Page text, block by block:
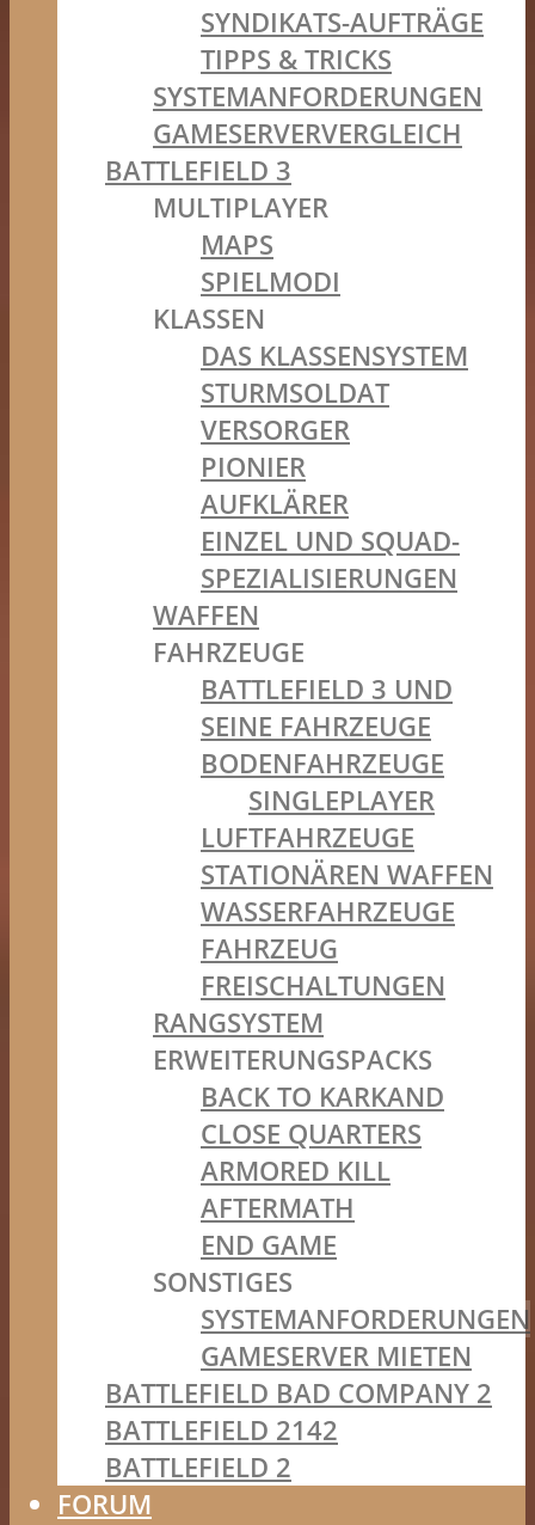
SYNDIKATS-AUFTRÄGE
TIPPS & TRICKS
SYSTEMANFORDERUNGEN
GAMESERVERVERGLEICH
BATTLEFIELD 3
MULTIPLAYER
MAPS
SPIELMODI
KLASSEN
DAS KLASSENSYSTEM
STURMSOLDAT
VERSORGER
PIONIER
AUFKLÄRER
EINZEL UND SQUAD-
SPEZIALISIERUNGEN
WAFFEN
FAHRZEUGE
BATTLEFIELD 3 UND
SEINE FAHRZEUGE
BODENFAHRZEUGE
SINGLEPLAYER
LUFTFAHRZEUGE
STATIONÄREN WAFFEN
WASSERFAHRZEUGE
FAHRZEUG
FREISCHALTUNGEN
RANGSYSTEM
ERWEITERUNGSPACKS
BACK TO KARKAND
CLOSE QUARTERS
ARMORED KILL
AFTERMATH
END GAME
SONSTIGES
SYSTEMANFORDERUNGEN
GAMESERVER MIETEN
BATTLEFIELD BAD COMPANY 2
BATTLEFIELD 2142
BATTLEFIELD 2
FORUM